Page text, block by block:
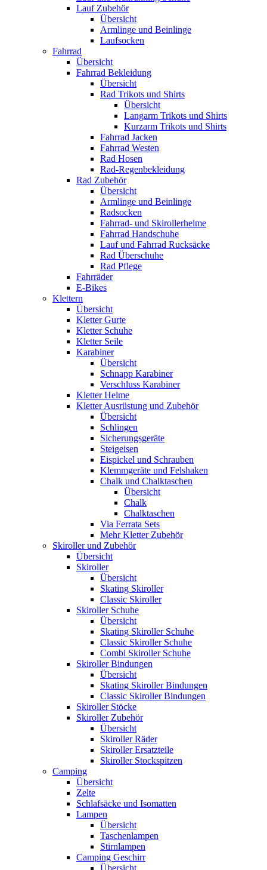
Lauf Zubehör
Übersicht
Armlinge und Beinlinge
Laufsocken
Fahrrad
Übersicht
Fahrrad Bekleidung
Übersicht
Rad Trikots und Shirts
Übersicht
Langarm Trikots und Shirts
Kurzarm Trikots und Shirts
Fahrrad Jacken
Fahrrad Westen
Rad Hosen
Rad-Regenbekleidung
Rad Zubehör
Übersicht
Armlinge und Beinlinge
Radsocken
Fahrrad- und Skirollerhelme
Fahrrad Handschuhe
Lauf und Fahrrad Rucksäcke
Rad Überschuhe
Rad Pflege
Fahrräder
E-Bikes
Klettern
Übersicht
Kletter Gurte
Kletter Schuhe
Kletter Seile
Karabiner
Übersicht
Schnapp Karabiner
Verschluss Karabiner
Kletter Helme
Kletter Ausrüstung und Zubehör
Übersicht
Schlingen
Sicherungsgeräte
Steigeisen
Eispickel und Schrauben
Klemmgeräte und Felshaken
Chalk und Chalktaschen
Übersicht
Chalk
Chalktaschen
Via Ferrata Sets
Mehr Kletter Zubehör
Skiroller und Zubehör
Übersicht
Skiroller
Übersicht
Skating Skiroller
Classic Skiroller
Skiroller Schuhe
Übersicht
Skating Skiroller Schuhe
Classic Skiroller Schuhe
Combi Skiroller Schuhe
Skiroller Bindungen
Übersicht
Skating Skiroller Bindungen
Classic Skiroller Bindungen
Skiroller Stöcke
Skiroller Zubehör
Übersicht
Skiroller Räder
Skiroller Ersatzteile
Skiroller Stockspitzen
Camping
Übersicht
Zelte
Schlafsäcke und Isomatten
Lampen
Übersicht
Taschenlampen
Stirnlampen
Camping Geschirr
Übersicht